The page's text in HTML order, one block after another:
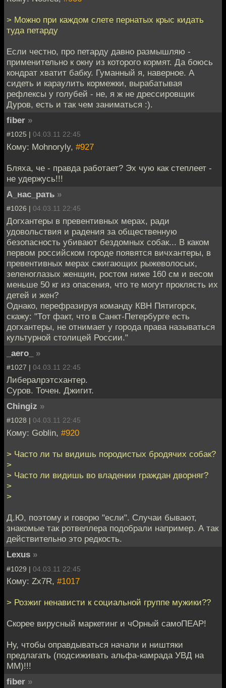
> Можно при каждом слете пернатых крыс кидать
туда петарду
Если честно, про петарду давно размышляю -
применительно к окну из которого кормят. Да боюсь
кондрат хватит бабку. Гуманный я, наверное. А
сидеть и караулить кормежки, вырабатывая
рефлексы у голубей - не, я ж не дрессировщик
Дуров, есть и так чем заниматься :).
fiber »
#1025 | 04.03.11 22:45
Кому: Mohnoryly, #927
Бляха, че - правда работает? Эх чую как степлеет -
не удержусь!!!
А_нас_рать »
#1026 | 04.03.11 22:45
Догхантеры в превентивных мерах, ради
удовольствия и радения за общественную
безопасность убивают бездомных собак... В каком
первом российском городе появятся вичхантеры, в
превентивных мерах сжигающих рыжеволосых,
зеленоглазых женщин, ростом ниже 160 см и весом
меньше 50 кг из опасения, что те могут проклясть их
детей и жен?
Однако, перефразируя команду КВН Пятигорск,
скажу: "Тот факт, что в Санкт-Петербурге есть
догхантеры, не отнимает у города права называться
культурной столицей России."
_aero_
»
#1027 | 04.03.11 22:45
Либералрэтсхантер.
Суров. Точен. Джигит.
Chingiz »
#1028 | 04.03.11 22:45
Кому: Goblin, #920
> Часто ли ты видишь породистых бродячих собак?
>
> Часто ли видишь во владении граждан дворняг?
>
>
Д.Ю, поэтому и говорю "если". Случаи бывают,
знакомые так ротвеллера подобрали например. А так
действительно это редкость.
Lexus »
#1029 | 04.03.11 22:45
Кому: Zx7R, #1017
> Розжиг ненависти к социальной группе мужики??
Скорее вирусный маркетинг и чОрный самоПЕАР!
Ну, чтобы оправдываться начали и ништяки
предлагать (подсиживать альфа-камрада УВД на
ММ)!!!
fiber »